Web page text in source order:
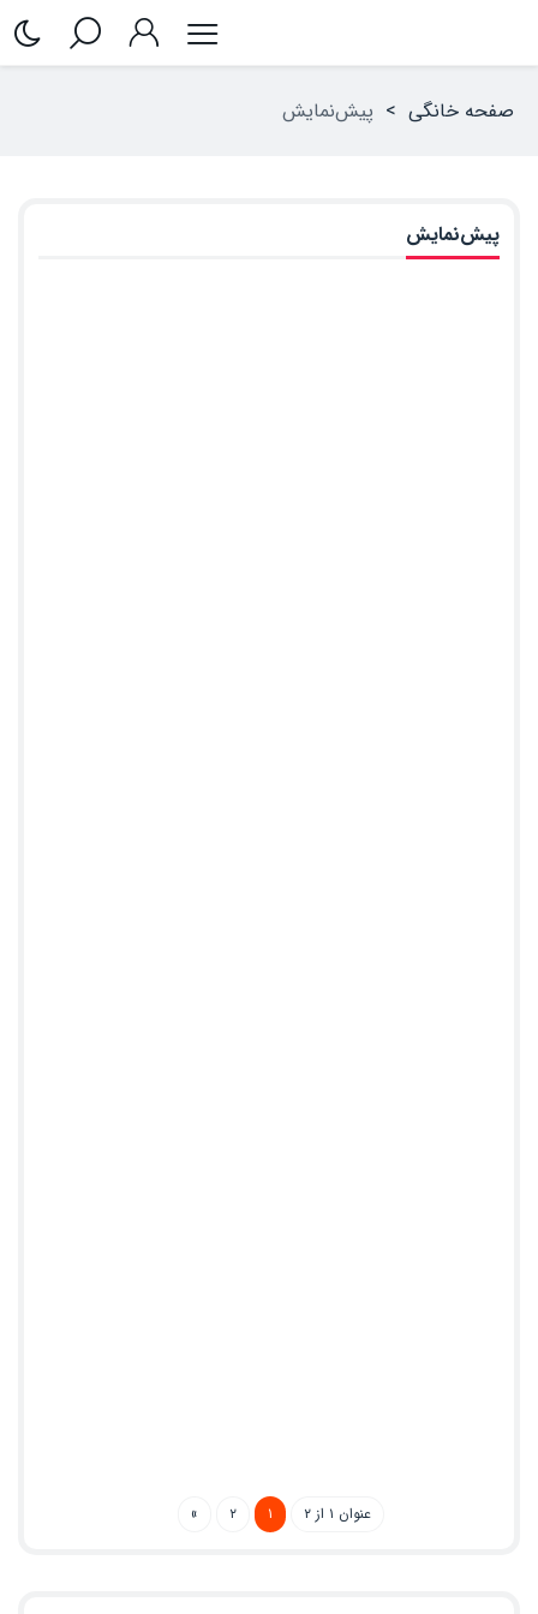
صفحه خانگی > پیش‌نمایش
پیش‌نمایش
عنوان ۱ از ۲ ۱ ۲ »